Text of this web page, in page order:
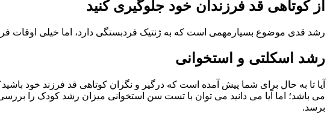
از کوتاهی قد فرزندان خود جلوگیری کنید
رشد قدی موضوع بسیارمهمی است که به ژنتیک فردبستگی دارد، اما خیلی اوقات
رشد اسکلتی و استخوانی
آیا تا به حال برای شما پیش آمده است که درگیر و نگران کوتاهی قد فرزند خود
می باشد؛ اما آیا می دانید می توان با تست سن استخوانی میزان رشد کودک را
برسد.